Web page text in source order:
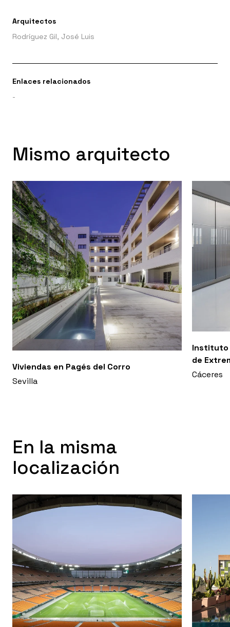
Arquitectos
Rodríguez Gil, José Luis
Enlaces relacionados
-
Mismo arquitecto
Viviendas en Pagés del Corro
Sevilla
Instituto
de
Cáceres
En la misma
localización